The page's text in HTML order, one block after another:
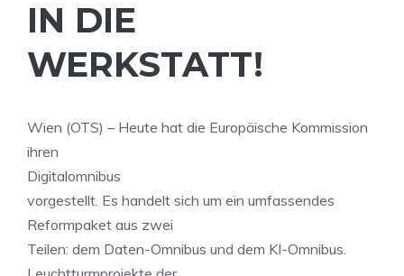
IN DIE
WERKSTATT!
Wien (OTS) – Heute hat die Europäische Kommission
ihren
Digitalomnibus
vorgestellt. Es handelt sich um ein umfassendes
Reformpaket aus zwei
Teilen: dem Daten-Omnibus und dem KI-Omnibus.